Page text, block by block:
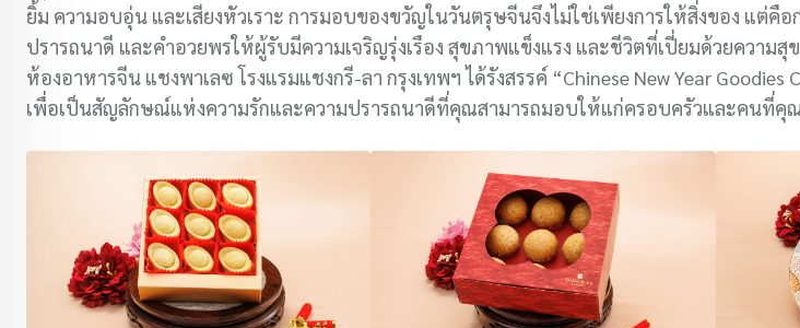
ยิ้ม ความอบอุ่น และเสียงหัวเราะ การมอบของขวัญในวันตรุษจีนจึงไม่ใช่เพียงการให้สิ่งของ แต่คื
ปรารถนาดี และคำอวยพรให้ผู้รับมีความเจริญรุ่งเรือง สุขภาพแข็งแรง และชีวิตที่เปี่ยมด้วยความสุข
ห้องอาหารจีน แชงพาเลซ โรงแรมแชงกรี-ลา กรุงเทพฯ ได้รังสรรค์ “Chinese New Year Goodies
เพื่อเป็นสัญลักษณ์แห่งความรักและความปรารถนาดีที่คุณสามารถมอบให้แก่ครอบครัวและคนที่คุ